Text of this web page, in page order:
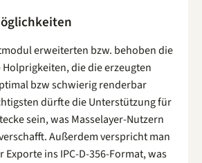
erweiterten bzw. behoben die
die die erzeugten
bzw schwierig renderbar
dürfte die Unterstützung für
sein, was Masselayer-Nutzern
Außerdem verspricht man
ins IPC-D-356-Format, was